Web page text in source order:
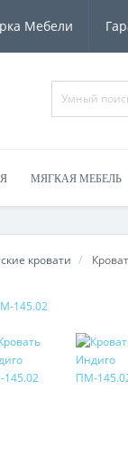
Мебели
МЯГКАЯ МЕБЕЛЬ
кровати